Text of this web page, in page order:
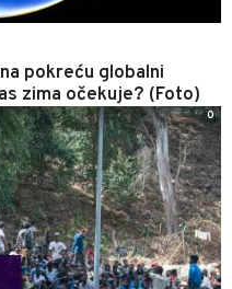
pokreću globalni
zima očekuje? (Foto)
0